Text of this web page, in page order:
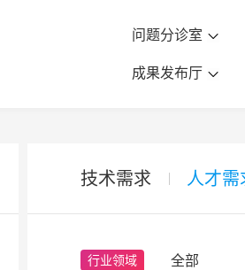
问题分诊室
成果发布厅
技术需求 人才需
行业领域 全部